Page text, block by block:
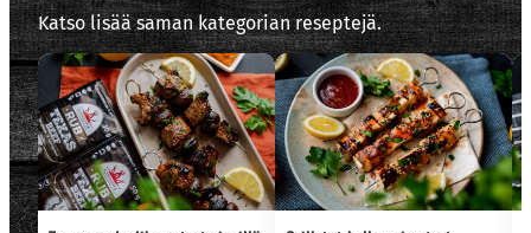
Katso lisää saman kategorian reseptejä.